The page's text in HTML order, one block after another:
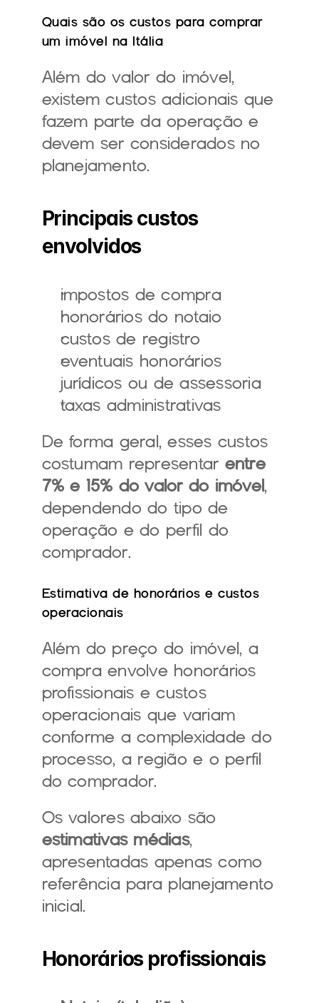
Quais são os custos para comprar
um imóvel na Itália
Além do valor do imóvel,
existem custos adicionais que
fazem parte da operação e
devem ser considerados no
planejamento.
Principais custos
envolvidos
impostos de compra
honorários do notaio
custos de registro
eventuais honorários
jurídicos ou de assessoria
taxas administrativas
De forma geral, esses custos
costumam representar entre
7% e 15% do valor do imóvel,
dependendo do tipo de
operação e do perfil do
comprador.
Estimativa de honorários e custos
operacionais
Além do preço do imóvel, a
compra envolve honorários
profissionais e custos
operacionais que variam
conforme a complexidade do
processo, a região e o perfil
do comprador.
estimativas médias,
apresentadas apenas como
referência para planejamento
inicial.
Honorários profissionais